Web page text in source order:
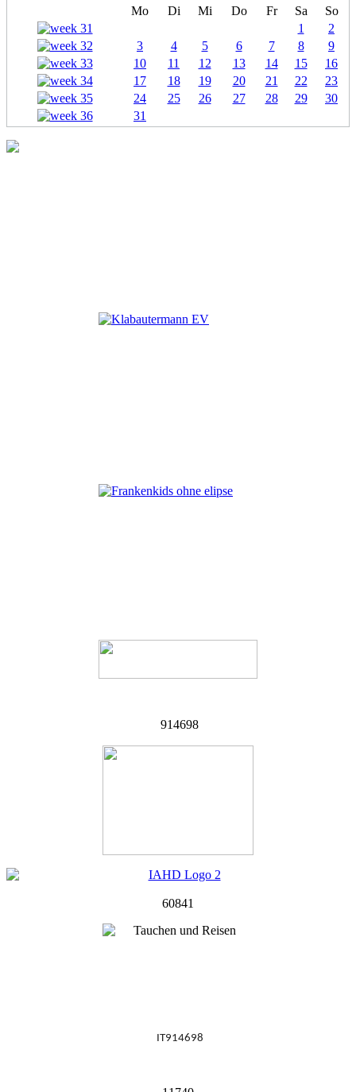
Mo Di Mi Do Fr Sa
So
1
2
3
4 5 6 7 8
9
10
11 12 13 14 15
16
17
18 19 20 21 22
23
24
25 26 27 28 29
30
31
914698
60841
IT914698